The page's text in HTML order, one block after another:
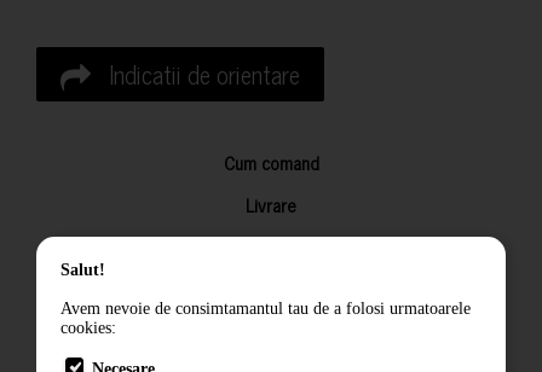
Indicatii de orientare
Cum comand
Livrare
Returnarea produselor
Salut!
Avem nevoie de consimtamantul tau de a folosi urmatoarele
cookies: